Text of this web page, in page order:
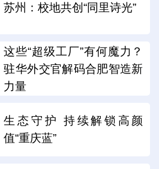
苏州：校地共创“同里诗光”
这些“超级工厂”有何魔力？
驻华外交官解码合肥智造新
力量
生态守护 持续解锁高颜
值“重庆蓝”